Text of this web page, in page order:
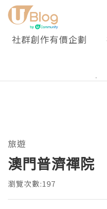
社群創作有價企劃
旅遊
澳門普濟禪院
瀏覽次數:197